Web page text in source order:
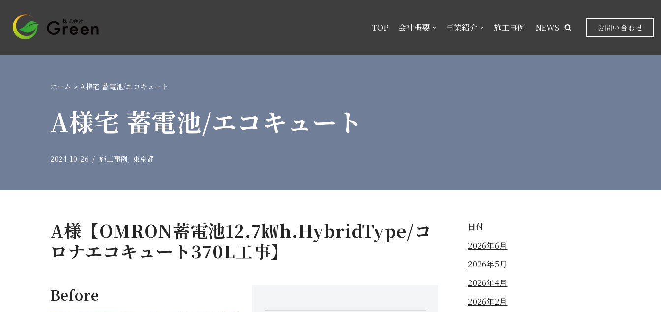
コ
テ
TOP 会社概要 事業紹介 施工事例 NEWS お問い合わせ
ホーム » A様宅 蓄電池/エコキュート
A様宅 蓄電池/エコキュート
2024.10.26 施工事例, 東京都
A様【OMRON蓄電池12.7㎾h.HybridType/コ
ロナエコキュート370L工事】
Before
日付
2026年6月
2026年5月
2026年4月
2026年2月